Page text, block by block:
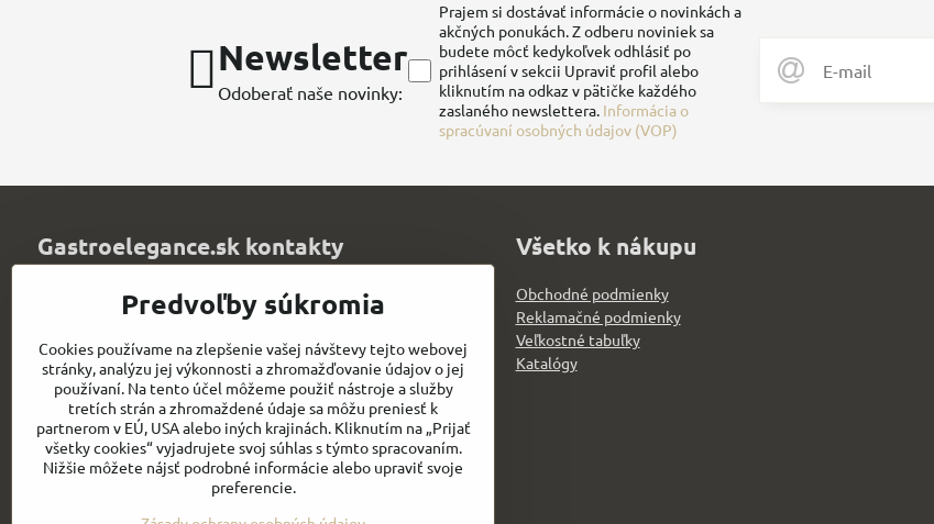
Newsletter
Odoberať naše novinky:
Prajem si dostávať informácie o novinkách a
akčných ponukách. Z odberu noviniek sa
budete môcť kedykoľvek odhlásiť po
prihlásení v sekcii Upraviť profil alebo
kliknutím na odkaz v pätičke každého
zaslaného newslettera. Informácia o
spracúvaní osobných údajov (VOP)
Gastroelegance.sk kontakty
Juvitex, s​.r​.o​.
Trenčianska 1320
Púchov 020 01
Slovakia
IČO: 36339903
DIČ: 2021900067
IČ DPH: SK2021900067
info​@chefworks​.sk
+421 907 172 595
Všetko k nákupu
Obchodné podmienky
Reklamačné podmienky
Veľkostné tabuľky
Katalógy
Predvoľby súkromia
Cookies používame na zlepšenie vašej návštevy tejto webovej
stránky, analýzu jej výkonnosti a zhromažďovanie údajov o jej
používaní. Na tento účel môžeme použiť nástroje a služby
tretích strán a zhromaždené údaje sa môžu preniesť k
partnerom v EÚ, USA alebo iných krajinách. Kliknutím na „Prijať
všetky cookies“ vyjadrujete svoj súhlas s týmto spracovaním.
Nižšie môžete nájsť podrobné informácie alebo upraviť svoje
preferencie.